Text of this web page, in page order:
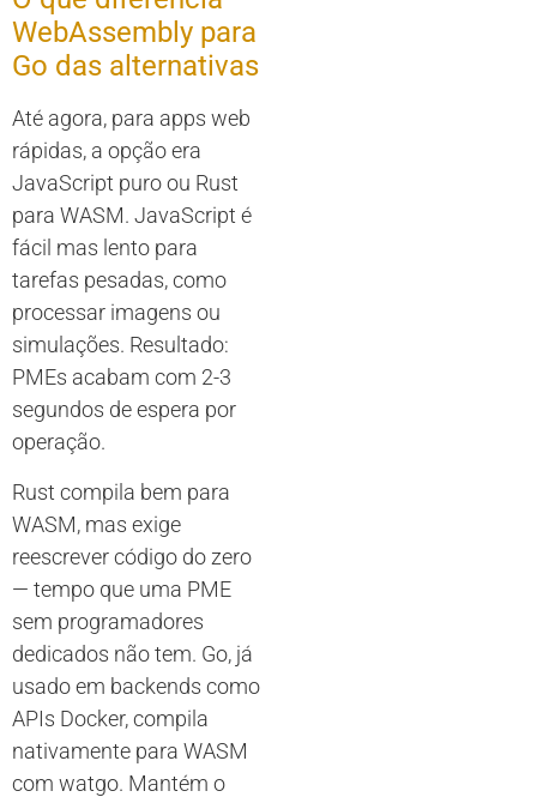
WebAssembly para
Go das alternativas
Até agora, para apps web
rápidas, a opção era
JavaScript puro ou Rust
para WASM. JavaScript é
fácil mas lento para
tarefas pesadas, como
processar imagens ou
simulações. Resultado:
PMEs acabam com 2-3
segundos de espera por
operação.
Rust compila bem para
WASM, mas exige
reescrever código do zero
— tempo que uma PME
sem programadores
dedicados não tem. Go, já
usado em backends como
APIs Docker, compila
nativamente para WASM
com watgo. Mantém o